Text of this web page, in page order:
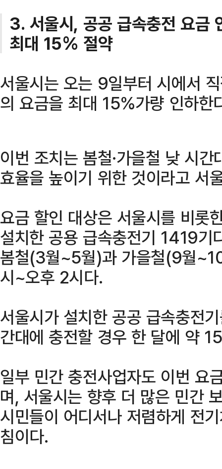
3. 서울시, 공공 급속충전 요금
최대 15% 절약
서울시는 오는 9일부터 시에서
의 요금을 최대 15%가량 인하한
이번 조치는 봄철·가을철 낮 시
효율을 높이기 위한 것이라고 서
요금 할인 대상은 서울시를 비롯
설치한 공용 급속충전기 1419기
봄철(3월~5월)과 가을철(9월
시~오후 2시다.
서울시가 설치한 공공 급속충전
간대에 충전할 경우 한 달에 약
일부 민간 충전사업자도 이번 요
며, 서울시는 향후 더 많은 민간
시민들이 어디서나 저렴하게 전
침이다.